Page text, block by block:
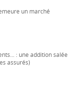
un marché
: une addition salée
assurés)